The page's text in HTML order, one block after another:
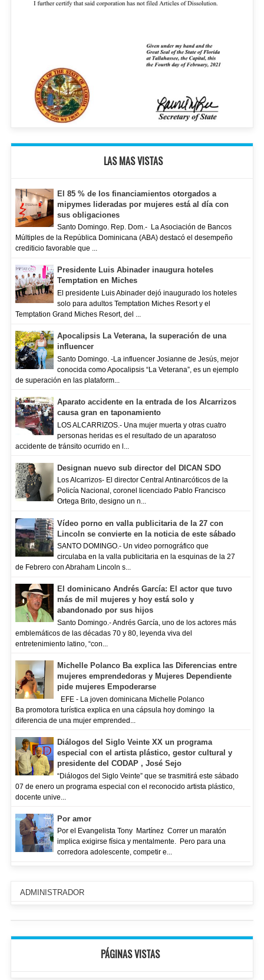
LAS MAS VISTAS
El 85 % de los financiamientos otorgados a
mipymes lideradas por mujeres está al día con
sus obligaciones
Santo Domingo. Rep. Dom.- La Asociación de Bancos
Múltiples de la República Dominicana (ABA) destacó el desempeño
crediticio favorable que ...
Presidente Luis Abinader inaugura hoteles
Temptation en Miches
El presidente Luis Abinader dejó inaugurado los hoteles
solo para adultos Temptation Miches Resort y el
Temptation Grand Miches Resort, del ...
Apocalipsis La Veterana, la superación de una
influencer
Santo Domingo. -La influencer Josianne de Jesús, mejor
conocida como Apocalipsis “La Veterana”, es un ejemplo
de superación en las plataform...
Aparato accidente en la entrada de los Alcarrizos
causa gran en taponamiento
LOS ALCARRIZOS.- Una mujer muerta y otras cuatro
personas heridas es el resultado de un aparatoso
accidente de tránsito ocurrido en l...
Designan nuevo sub director del DICAN SDO
Los Alcarrizos- El director Central Antinarcóticos de la
Policía Nacional, coronel licenciado Pablo Francisco
Ortega Brito, designo un n...
Vídeo porno en valla publicitaria de la 27 con
Lincoln se convierte en la noticia de este sábado
SANTO DOMINGO.- Un video pornográfico que
circulaba en la valla publicitaria en la esquinas de la 27
de Febrero con Abraham Lincoln s...
El dominicano Andrés García: El actor que tuvo
más de mil mujeres y hoy está solo y
abandonado por sus hijos
Santo Domingo.- Andrés García, uno de los actores más
emblemáticos de las décadas 70 y 80, leyenda viva del
entretenimiento latino, “con...
Michelle Polanco Ba explica las Diferencias entre
mujeres emprendedoras y Mujeres Dependiente
pide mujeres Empoderarse
EFE - La joven dominicana Michelle Polanco
Ba promotora turística explica en una cápsula hoy domingo la
diferencia de una mujer emprended...
Diálogos del Siglo Veinte XX un programa
especial con el artista plástico, gestor cultural y
presidente del CODAP , José Sejo
“Diálogos del Siglo Veinte” que se trasmitirá este sábado
07 de enero un programa especial con el reconocido artista plástico,
docente unive...
Por amor
Por el Evangelista Tony Martínez Correr un maratón
implica exigirse física y mentalmente. Pero para una
corredora adolescente, competir e...
ADMINISTRADOR
PÁGINAS VISTAS